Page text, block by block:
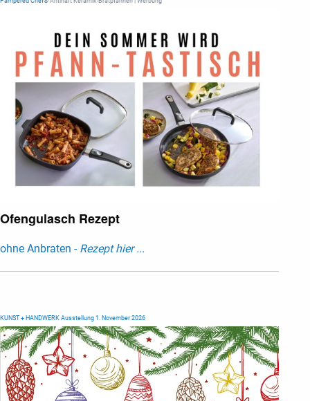
Ofengulasch Rezept
ohne Anbraten - Rezept hier ...
KUNST + HANDWERK Ausstellung 1. November 2026